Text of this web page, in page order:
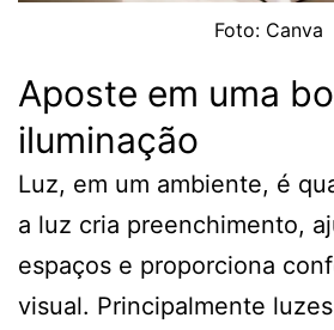
Foto: Canva
Aposte em uma
iluminação
Luz, em um ambiente, é
a luz cria preenchimento,
espaços e proporciona
visual. Principalmente